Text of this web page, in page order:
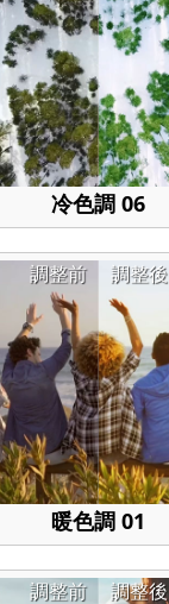
冷色調 06
調整後
調整前
暖色調 01
調整後
調整前